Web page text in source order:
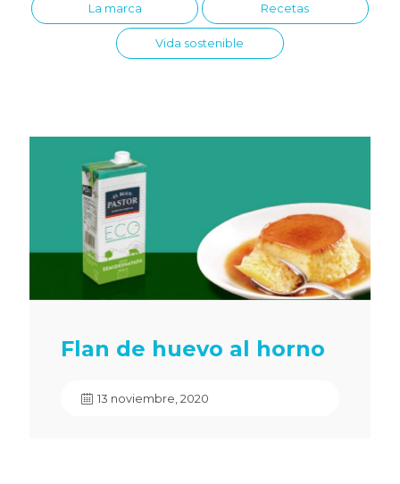
La marca Recetas
Vida sostenible
Flan de huevo al horno
13 noviembre, 2020